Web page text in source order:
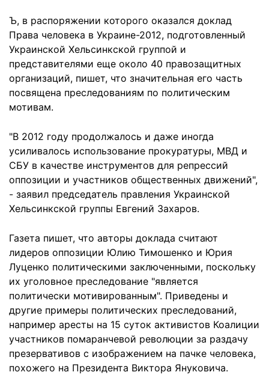
Ъ, в распоряжении которого оказался доклад
Права человека в Украине-2012, подготовленный
Украинской Хельсинкской группой и
представителями еще около 40 правозащитных
организаций, пишет, что значительная его часть
посвящена преследованиям по политическим
мотивам.
"В 2012 году продолжалось и даже иногда
усиливалось использование прокуратуры, МВД и
СБУ в качестве инструментов для репрессий
оппозиции и участников общественных движений",
- заявил председатель правления Украинской
Хельсинкской группы Евгений Захаров.
Газета пишет, что авторы доклада считают
лидеров оппозиции Юлию Тимошенко и Юрия
Луценко политическими заключенными, поскольку
их уголовное преследование "является
политически мотивированным". Приведены и
другие примеры политических преследований,
например аресты на 15 суток активистов Коалиции
участников помаранчевой революции за раздачу
презервативов с изображением на пачке человека,
похожего на Президента Виктора Януковича.